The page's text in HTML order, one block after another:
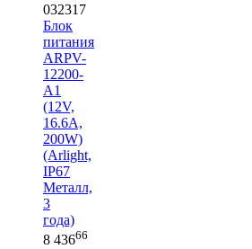
032317
Блок
питания
ARPV-
12200-
A1
(12V,
16.6A,
200W)
(Arlight,
IP67
Металл,
3
года)
8 43666